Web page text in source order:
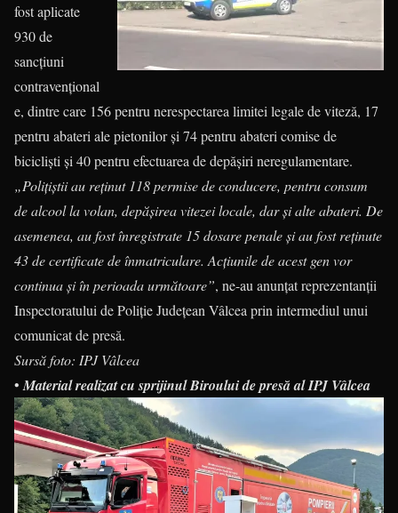
fost aplicate
930 de
sancțiuni
contravențional
e, dintre care 156 pentru nerespectarea limitei legale de viteză, 17
pentru abateri ale pietonilor și 74 pentru abateri comise de
bicicliști și 40 pentru efectuarea de depășiri neregulamentare.
„Polițiștii au reținut 118 permise de conducere, pentru consum
de alcool la volan, depășirea vitezei locale, dar și alte abateri. De
asemenea, au fost înregistrate 15 dosare penale și au fost reținute
43 de certificate de înmatriculare. Acțiunile de acest gen vor
continua și în perioada următoare”, ne-au anunțat reprezentanții
Inspectoratului de Poliție Județean Vâlcea prin intermediul unui
comunicat de presă.
Sursă foto: IPJ Vâlcea
• Material realizat cu sprijinul Biroului de presă al IPJ Vâlcea